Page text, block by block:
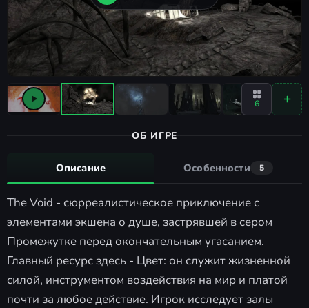
6
ОБ ИГРЕ
Описание Особенности 5
The Void - сюрреалистическое приключение с
элементами экшена о душе, застрявшей в сером
Промежутке перед окончательным угасанием.
Главный ресурс здесь - Цвет: он служит жизненной
силой, инструментом воздействия на мир и платой
почти за любое действие. Игрок исследует залы